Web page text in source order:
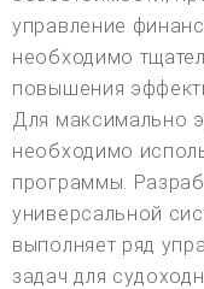
управление
необходимо
повышения
Для максимально
необходимо
программы.
универсальной
выполняет ряд
задач для